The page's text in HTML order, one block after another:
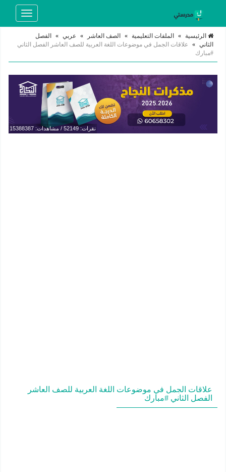
Toggle
الرئيسية » الملفات التعليمية » الصف العاشر » عربي »
الفصل
الثاني »
علاقات الجمل في موضوعات اللغة العربية للصف العاشر الفصل الثاني
#مبارك
نقرات: 52149 / مشاهدات: 15388387
علاقات الجمل في موضوعات اللغة العربية للصف العاشر
الفصل الثاني #مبارك